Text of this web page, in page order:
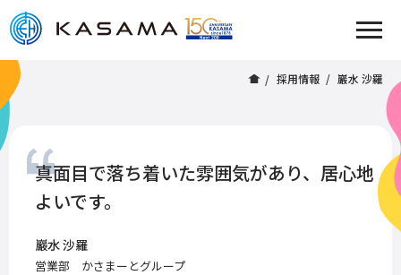
採用情報 巖水 沙羅
真面目で落ち着いた雰囲気があり、居心地
よいです。
巖水 沙羅
営業部 かさまーとグループ